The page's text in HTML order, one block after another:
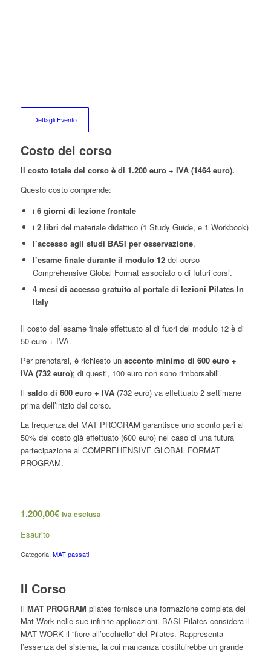
Dettagli Evento
Costo del corso
Il costo totale del corso è di 1.200 euro + IVA (1464 euro).
Questo costo comprende:
i 6 giorni di lezione frontale
i 2 libri del materiale didattico (1 Study Guide, e 1 Workbook)
l’accesso agli studi BASI per osservazione,
l’esame finale durante il modulo 12del corso
Comprehensive Global Format associato o di futuri corsi.
4 mesi di accesso gratuito al portale di lezioni Pilates In
Italy
Il costo dell’esame finale effettuato al di fuori del modulo 12 è di
50 euro + IVA.
Per prenotarsi, è richiesto un acconto minimo di 600 euro +
IVA (732 euro); di questi, 100 euro non sono rimborsabili.
Il saldo di 600 euro + IVA(732 euro) va effettuato 2 settimane
prima dell’inizio del corso.
La frequenza del MAT PROGRAM garantisce uno sconto pari al
50% del costo già effettuato (600 euro) nel caso di una futura
partecipazione al COMPREHENSIVE GLOBAL FORMAT
PROGRAM.
1.200,00€ Iva esclusa
Esaurito
Categoria: MAT passati
Il Corso
Il MAT PROGRAM pilates fornisce una formazione completa del
Mat Work nelle sue infinite applicazioni. BASI Pilates considera il
MAT WORK il “fiore all’occhiello” del Pilates. Rappresenta
l’essenza del sistema, la cui mancanza costituirebbe un grande